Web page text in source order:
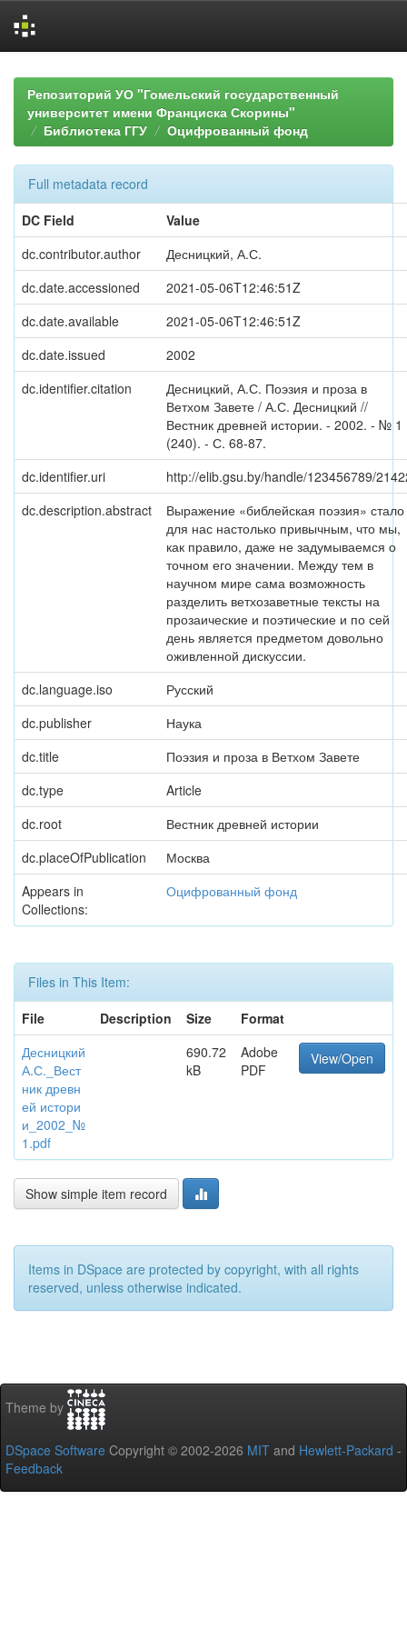
navigationРепозиторий УО "Гомельский государственный
университет имени Франциска Скорины"
Библиотека ГГУ
Оцифрованный фонд
Full metadata record
DC Field
Value
dc.contributor.author
Десницкий, А.С.
dc.date.accessioned
2021-05-06T12:46:51Z
dc.date.available
2021-05-06T12:46:51Z
dc.date.issued
2002
dc.identifier.citation
Десницкий, А.С. Поэзия и проза в
Ветхом Завете / А.С. Десницкий //
Вестник древней истории. - 2002. - № 1
(240). - С. 68-87.
dc.identifier.uri
http://elib.gsu.by/handle/123456789/
dc.description.abstract
Выражение «библейская поэзия» стало
для нас настолько привычным, что мы,
как правило, даже не задумываемся о
точном его значении. Между тем в
научном мире сама возможность
разделить ветхозаветные тексты на
прозаические и поэтические и по сей
день является предметом довольно
оживленной дискуссии.
dc.language.iso
Русский
dc.publisher
Наука
dc.title
Поэзия и проза в Ветхом Завете
dc.type
Article
dc.root
Вестник древней истории
dc.placeOfPublication
Москва
Appears in
Collections:
Оцифрованный фонд
Files in This Item:
File
Description Size
Format
Десницкий
А.С._Вест
ник древн
ей истори
и_2002_№
1.pdf
690.72
kB
Adobe
PDF
View/Open
Show simple item record
Items in DSpace are protected by copyright, with all rights
reserved, unless otherwise indicated.
Theme by
DSpace Software Copyright © 2002-2026 MIT and Hewlett-Packard -
Feedback